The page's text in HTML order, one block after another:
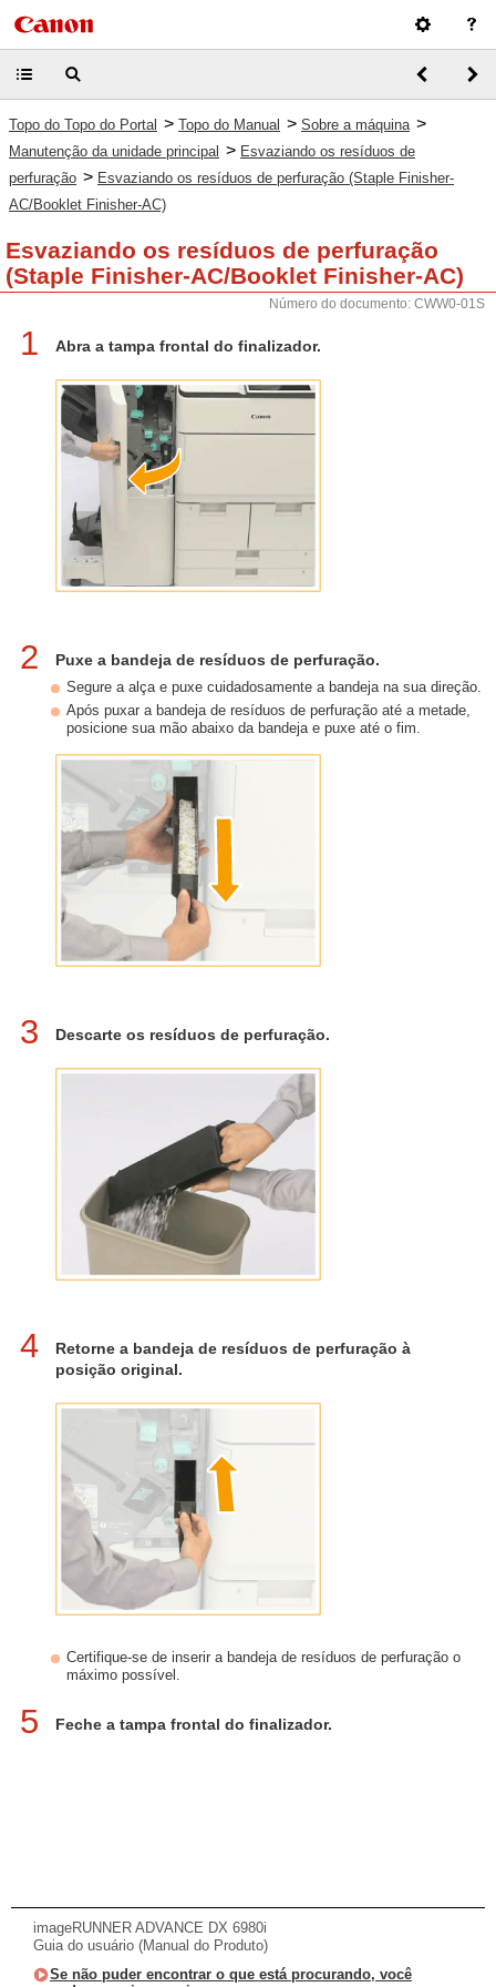
Topo do Topo do Portal > Topo do Manual > Sobre a máquina >
Manutenção da unidade principal > Esvaziando os resíduos de
perfuração > Esvaziando os resíduos de perfuração (Staple Finisher-
AC/Booklet Finisher-AC)
Esvaziando os resíduos de perfuração
(Staple Finisher-AC/Booklet Finisher-AC)
Número do documento: CWW0-01S
1 Abra a tampa frontal do finalizador.
2 Puxe a bandeja de resíduos de perfuração.
Segure a alça e puxe cuidadosamente a bandeja na sua direção.
Após puxar a bandeja de resíduos de perfuração até a metade,
posicione sua mão abaixo da bandeja e puxe até o fim.
3 Descarte os resíduos de perfuração.
4
Retorne a bandeja de resíduos de perfuração à
posição original.
Certifique-se de inserir a bandeja de resíduos de perfuração o
máximo possível.
5 Feche a tampa frontal do finalizador.
imageRUNNER ADVANCE DX 6980i
Guia do usuário (Manual do Produto)
Se não puder encontrar o que está procurando, você